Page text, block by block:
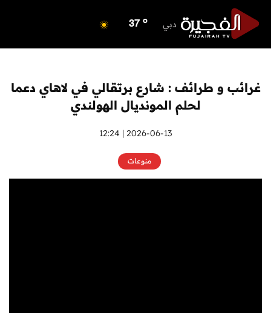
دبي 37 o
36 o
أم القيوين 37 o
راس الخيمة 36 o
الفجيرة 33
غرائب و طرائف : شارع برتقالي في لاهاي دعما
لحلم المونديال الهولندي
2026-06-13 | 12:24
منوعات